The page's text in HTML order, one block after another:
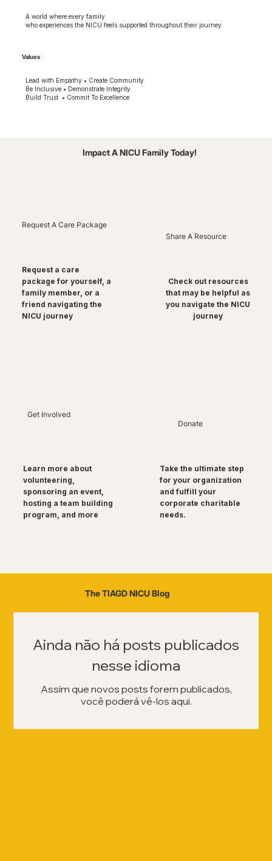
A world where every family
who experiences the NICU feels supported throughout their journey
Values
Lead with Empathy • Create Community
Be Inclusive • Demonstrate Integrity
Build Trust • Commit To Excellence
Impact A NICU Family Today!
Request A Care Package
Request a care
package for yourself, a
family member, or a
friend navigating the
NICU journey
Share A Resource
Check out resources
that may be helpful as
you navigate the NICU
journey
Get Involved
Learn more about
volunteering,
sponsoring an event,
hosting a team building
program, and more
Donate
Take the ultimate step
for your organization
and fulfill your
corporate charitable
needs.
The TIAGD NICU Blog
Ainda não há posts publicados
nesse idioma
Assim que novos posts forem publicados,
você poderá vê-los aqui.